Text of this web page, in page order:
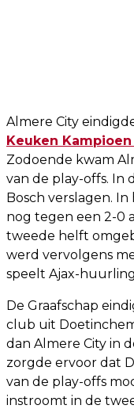
Almere City
Keuken
Zodoende kwam
van de play-offs. In
Bosch verslagen.
nog tegen een 2-0
tweede helft
werd vervolgens
speelt Ajax-huurling
De Graafschap
club uit
dan Almere City in
zorgde ervoor dat
van de play-offs
instroomt in de